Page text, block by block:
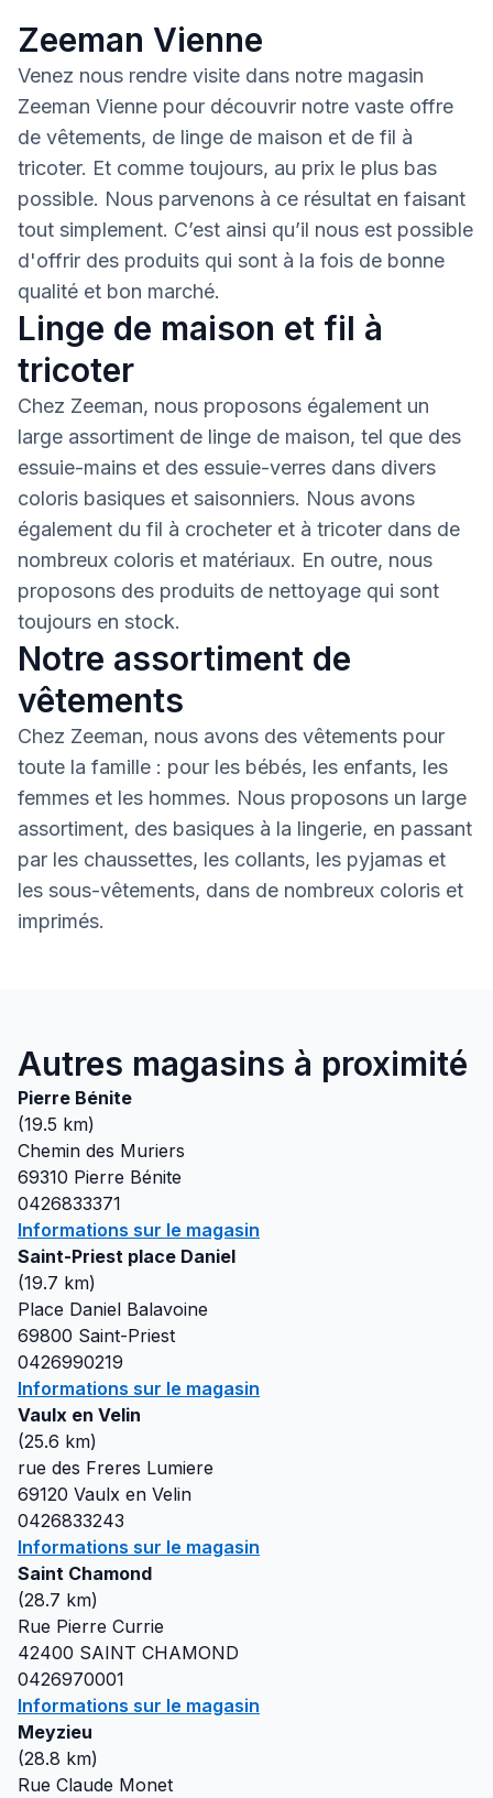
Zeeman Vienne
Venez nous rendre visite dans notre magasin
Zeeman Vienne pour découvrir notre vaste offre
de vêtements, de linge de maison et de fil à
tricoter. Et comme toujours, au prix le plus bas
possible. Nous parvenons à ce résultat en faisant
tout simplement. C’est ainsi qu’il nous est possible
d'offrir des produits qui sont à la fois de bonne
qualité et bon marché.
Linge de maison et fil à
tricoter
Chez Zeeman, nous proposons également un
large assortiment de linge de maison, tel que des
essuie-mains et des essuie-verres dans divers
coloris basiques et saisonniers. Nous avons
également du fil à crocheter et à tricoter dans de
nombreux coloris et matériaux. En outre, nous
proposons des produits de nettoyage qui sont
toujours en stock.
Notre assortiment de
vêtements
Chez Zeeman, nous avons des vêtements pour
toute la famille : pour les bébés, les enfants, les
femmes et les hommes. Nous proposons un large
assortiment, des basiques à la lingerie, en passant
par les chaussettes, les collants, les pyjamas et
les sous-vêtements, dans de nombreux coloris et
imprimés.
Autres magasins à proximité
Pierre Bénite
(19.5 km)
Chemin des Muriers
69310 Pierre Bénite
0426833371
Informations sur le magasin
Saint-Priest place Daniel
(19.7 km)
Place Daniel Balavoine
69800 Saint-Priest
0426990219
Informations sur le magasin
Vaulx en Velin
(25.6 km)
rue des Freres Lumiere
69120 Vaulx en Velin
0426833243
Informations sur le magasin
Saint Chamond
(28.7 km)
Rue Pierre Currie
42400 SAINT CHAMOND
0426970001
Informations sur le magasin
Meyzieu
(28.8 km)
Rue Claude Monet